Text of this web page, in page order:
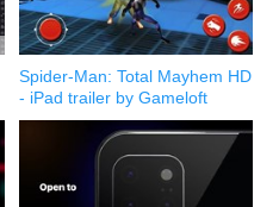
Spider-Man: Total Mayhem HD
- iPad trailer by Gameloft